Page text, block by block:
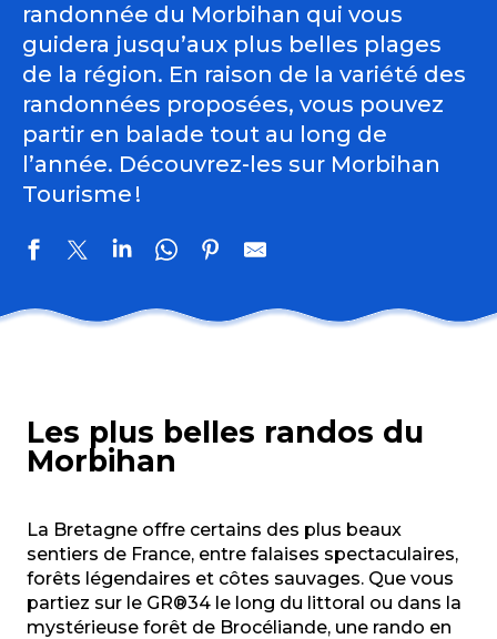
randonnée du Morbihan qui vous
guidera jusqu’aux plus belles plages
de la région. En raison de la variété des
randonnées proposées, vous pouvez
partir en balade tout au long de
l’année. Découvrez-les sur Morbihan
Tourisme !
Plouharnel - Circuit des Abbayes
26. Circuit du Blavet canalisé
24. Circuit de Kerjanic à Kerhouis
Circuit du diable au paradis des hortensias (n°17)
Belz - Le Tro-Belz
Circuit de la Peupleraie (n°63)
Circuit de Comper (n°33)
Quiberon - Côté Baie : de Saint Julien à la Pointe du
Les plus belles randos du
Morbihan
La Bretagne offre certains des plus beaux
sentiers de France, entre falaises spectaculaires,
forêts légendaires et côtes sauvages. Que vous
partiez sur le GR®34 le long du littoral ou dans la
mystérieuse forêt de Brocéliande, une rando en